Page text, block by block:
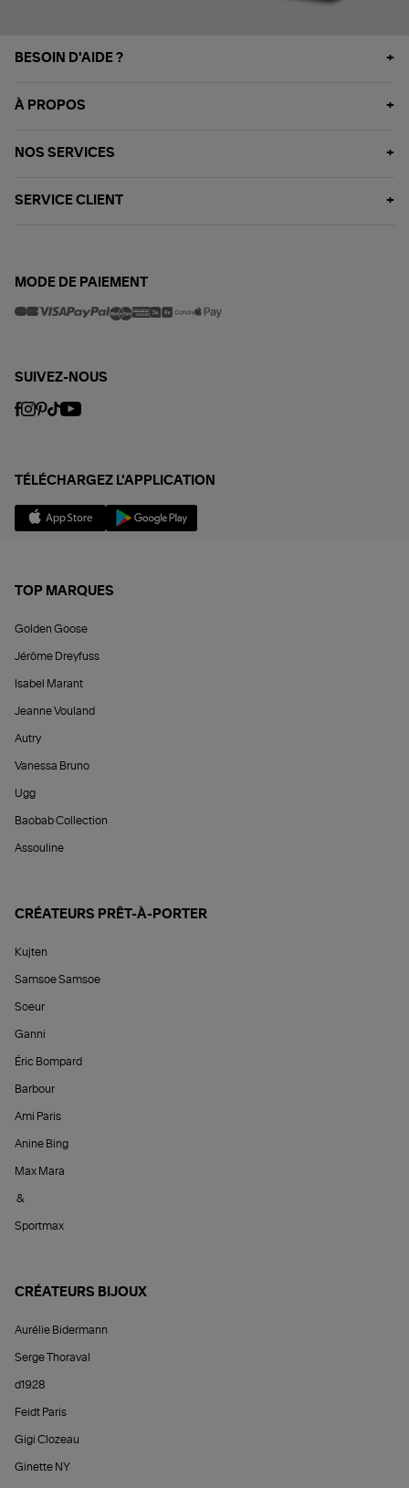
BESOIN D'AIDE ?
À PROPOS
NOS SERVICES
SERVICE CLIENT
MODE DE PAIEMENT
SUIVEZ-NOUS
TÉLÉCHARGEZ L'APPLICATION
TOP MARQUES
Golden Goose
Jérôme Dreyfuss
Isabel Marant
Jeanne Vouland
Autry
Vanessa Bruno
Ugg
Baobab Collection
Assouline
CRÉATEURS PRÊT-À-PORTER
Kujten
Samsoe Samsoe
Soeur
Ganni
Éric Bompard
Barbour
Ami Paris
Anine Bing
Max Mara
&
Sportmax
CRÉATEURS BIJOUX
Aurélie Bidermann
Serge Thoraval
d1928
Feidt Paris
Gigi Clozeau
Ginette NY